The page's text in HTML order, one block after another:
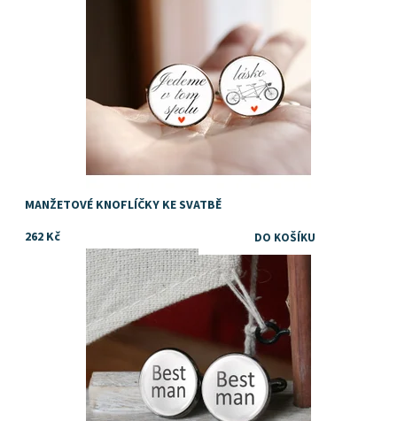
MANŽETOVÉ KNOFLÍČKY KE SVATBĚ
262 Kč
Dostupnost:
Skladem